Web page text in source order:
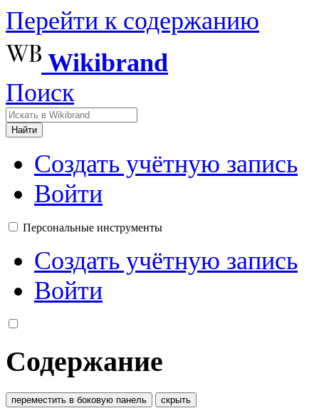
Перейти к содержанию
Wikibrand
Поиск
Найти
Создать учётную запись
Войти
Персональные инструменты
Создать учётную запись
Войти
Содержание
переместить в боковую панель скрыть